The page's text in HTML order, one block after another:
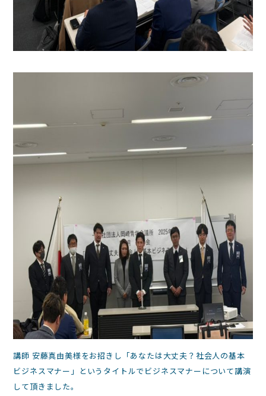
講師 安藤真由美様をお招きし「あなたは大丈夫？社会人の基本
ビジネスマナー」というタイトルでビジネスマナーについて講演
して頂きました。